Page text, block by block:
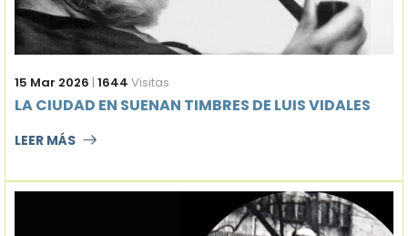
15 Mar 2026 | 1644 Visitas
LA CIUDAD EN SUENAN TIMBRES DE LUIS VIDALES
LEER MÁS